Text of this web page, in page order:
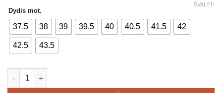
Dydis mot.
37.5 38 39 39.5 40 40.5 41.5 42
42.5 43.5
IŠVALYTI
produkto kiekis: Asics Novablast 6 Women's